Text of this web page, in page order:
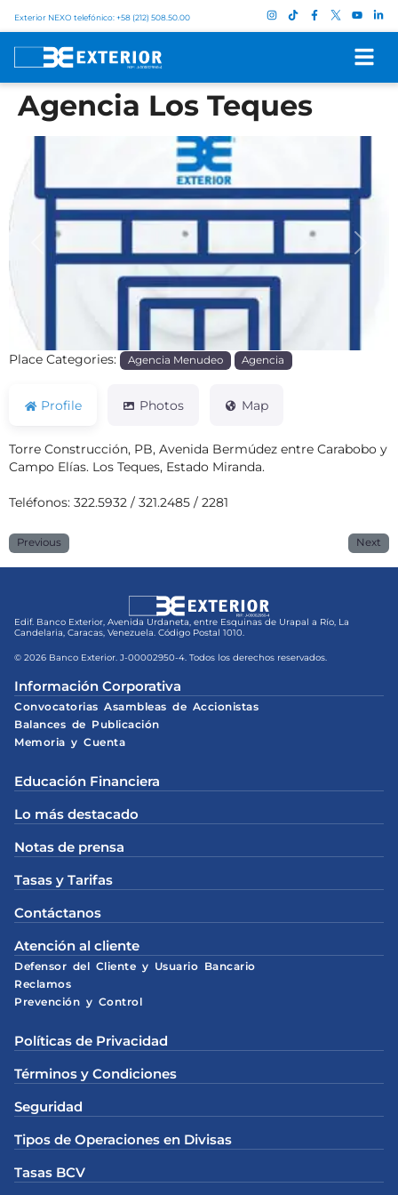
Exterior NEXO telefónico: +58 (212) 508.50.00
Agencia Los Teques
Previous Next
Place Categories: Agencia Menudeo Agencia
Profile Photos Map
Torre Construcción, PB, Avenida Bermúdez entre Carabobo y
Campo Elías. Los Teques, Estado Miranda.
Teléfonos: 322.5932 / 321.2485 / 2281
Previous Next
Edif. Banco Exterior, Avenida Urdaneta, entre Esquinas de Urapal a Río, La
Candelaria, Caracas, Venezuela. Código Postal 1010.
© 2026 Banco Exterior. J-00002950-4. Todos los derechos reservados.
Información Corporativa
Convocatorias Asambleas de Accionistas
Balances de Publicación
Memoria y Cuenta
Educación Financiera
Lo más destacado
Notas de prensa
Tasas y Tarifas
Contáctanos
Atención al cliente
Defensor del Cliente y Usuario Bancario
Reclamos
Prevención y Control
Políticas de Privacidad
Términos y Condiciones
Seguridad
Tipos de Operaciones en Divisas
Tasas BCV